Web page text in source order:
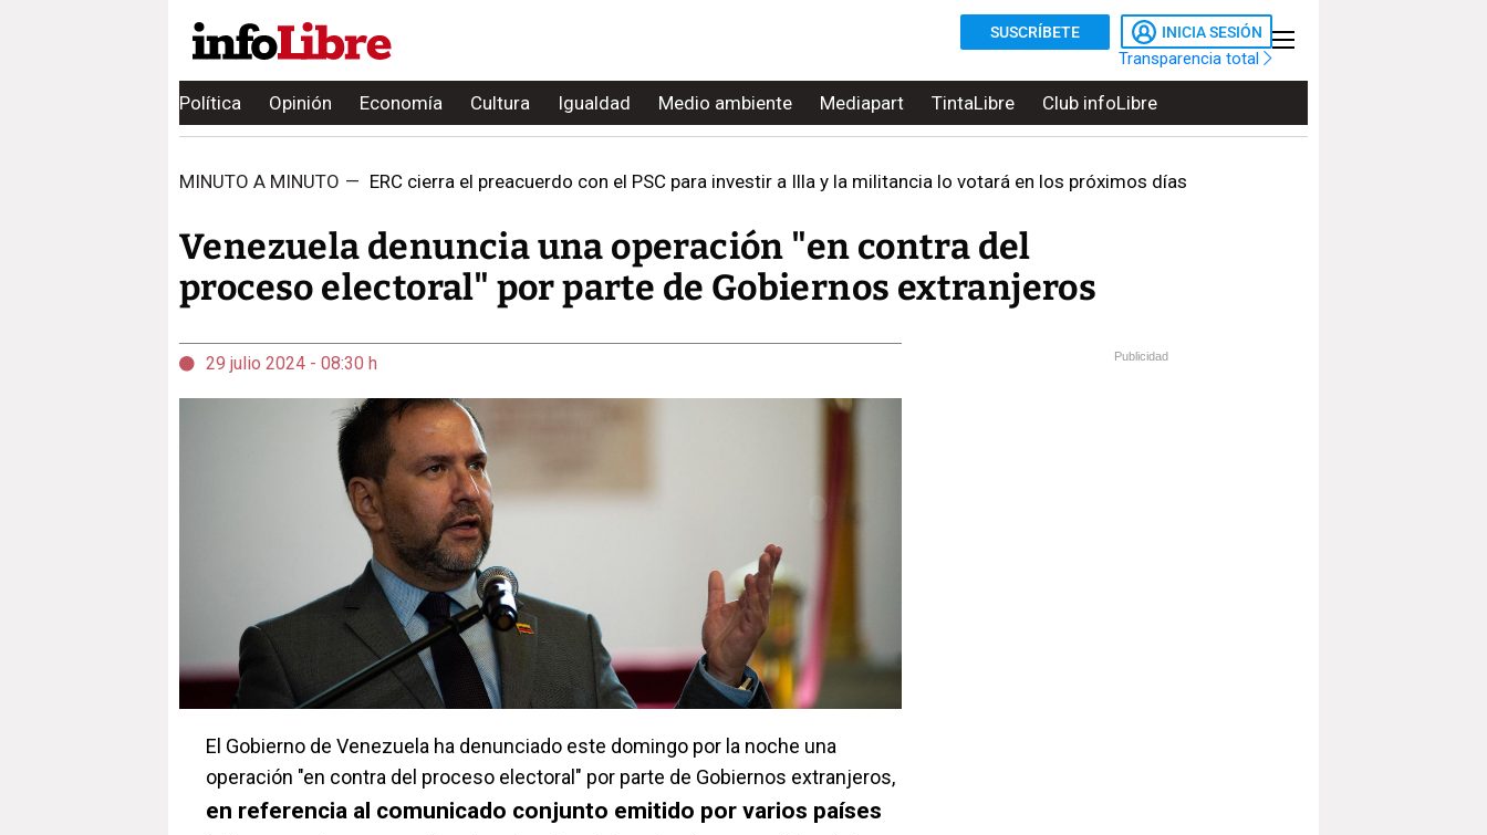
SUSCRÍBETE INICIA SESIÓN
Transparencia total
Política Opinión Economía Cultura Igualdad Medio ambiente Mediapart TintaLibre Club infoLibre
MINUTO A MINUTO — ERC cierra el preacuerdo con el PSC para investir a Illa y la militancia lo votará en los próximos días
Venezuela denuncia una operación "en contra del
proceso electoral" por parte de Gobiernos extranjeros
29 julio 2024 - 08:30 h
El Gobierno de Venezuela ha denunciado este domingo por la noche una
operación "en contra del proceso electoral" por parte de Gobiernos extranjeros,
en referencia al comunicado conjunto emitido por varios países
Publicidad